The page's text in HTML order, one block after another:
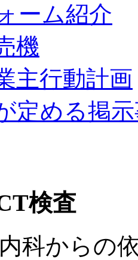
ーム紹介
機
主行動計画
定める掲
検査
科からの